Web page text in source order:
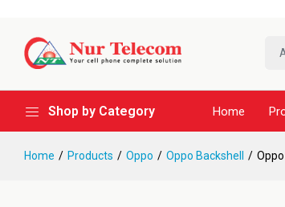
Shop by Category Home
Home Products Oppo Oppo Backshell